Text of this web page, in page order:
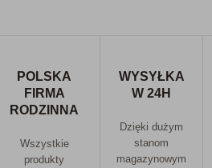
POLSKA
FIRMA
RODZINNA
Wszystkie
produkty
WYSYŁKA
W 24H
Dzięki dużym
stanom
magazynowym